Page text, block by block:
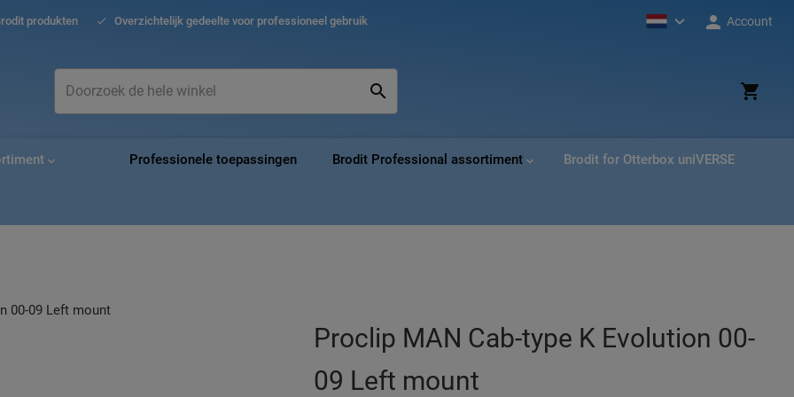
produkten Overzichtelijk gedeelte voor professioneel gebruik
inhoud
Account
Professionele toepassingen Brodit Professional assortiment Brodit for Otterbox uniVERSE
Proclip MAN Cab-type K Evolution 00-
09 Left mount